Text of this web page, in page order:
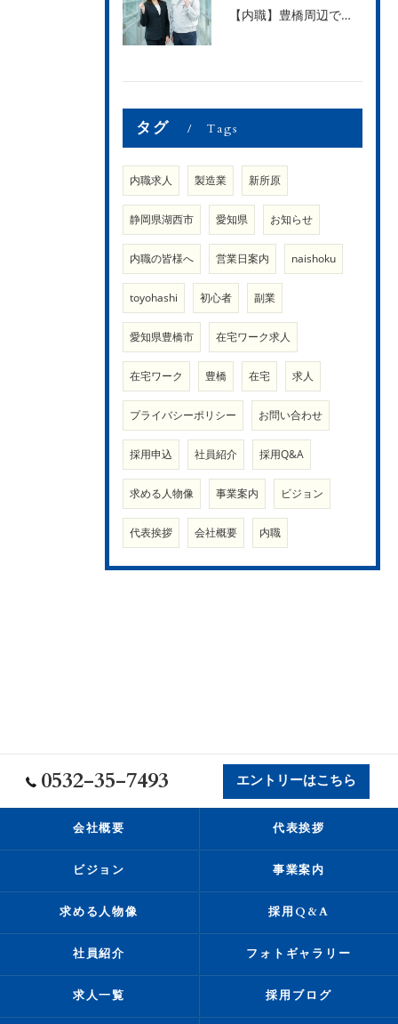
【内職】豊橋周辺で内職のお仕事を探している方募集中！【内職さまのお声②】
タグ Tags
内職求人 製造業 新所原
静岡県湖西市 愛知県 お知らせ
内職の皆様へ 営業日案内 naishoku
toyohashi 初心者 副業
愛知県豊橋市 在宅ワーク求人
在宅ワーク 豊橋 在宅 求人
プライバシーポリシー お問い合わせ
採用申込 社員紹介 採用Q&A
求める人物像 事業案内 ビジョン
代表挨拶 会社概要 内職
0532-35-7493 エントリーはこちら
会社概要 代表挨拶
ビジョン 事業案内
求める人物像 採用Q&A
社員紹介 フォトギャラリー
求人一覧 採用ブログ